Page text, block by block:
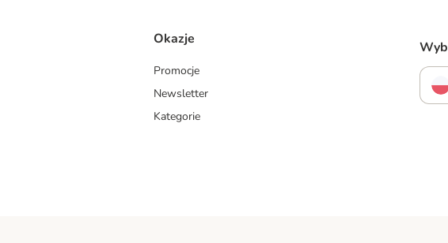
Okazje
Promocje
Newsletter
Kategorie